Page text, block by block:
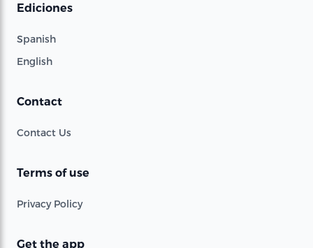
Ediciones
Spanish
English
Contact
Contact Us
Terms of use
Privacy Policy
Get the app